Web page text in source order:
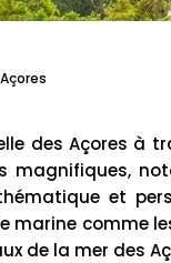
des Açores à
magnifiques,
et
marine comme
de la mer des